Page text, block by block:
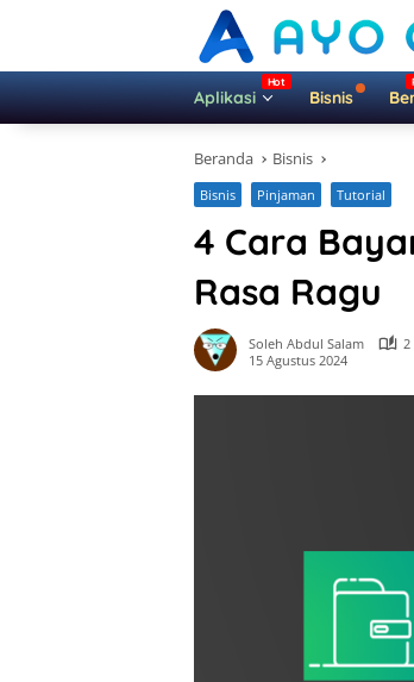
Aplikasi Bisnis
Beranda Bisnis
Bisnis Pinjaman Tutorial
4 Cara
Rasa Ragu
Soleh Abdul Salam
2
15 Agustus 2024